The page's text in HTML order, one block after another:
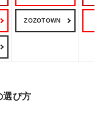
ZOZOTOWN
選び方